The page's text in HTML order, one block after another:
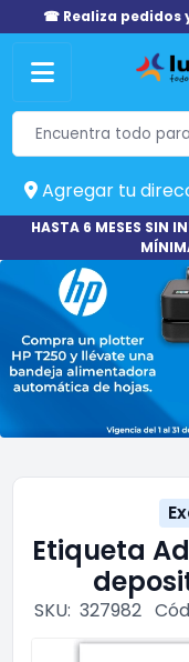
☎ Realiza pedidos
Agregar tu
HASTA 6 MESES SIN
Etiqueta
SKU: 327982